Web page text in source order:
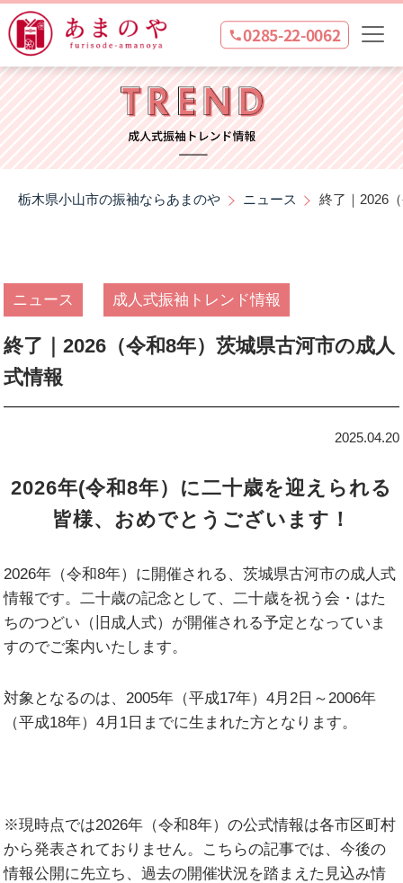
0285-22-0062
栃木県小山市の振袖ならあまのや ニュース 終了｜2026
ニュース 成人式振袖トレンド情報
終了｜2026（令和8年）茨城県古河市の成人
式情報
2025.04.20
2026年(令和8年）に二十歳を迎えられる
皆様、おめでとうございます！
2026年（令和8年）に開催される、茨城県古河市の成人式
情報です。二十歳の記念として、二十歳を祝う会・はた
ちのつどい（旧成人式）が開催される予定となっていま
すのでご案内いたします。
対象となるのは、2005年（平成17年）4月2日～2006年
（平成18年）4月1日までに生まれた方となります。
※現時点では2026年（令和8年）の公式情報は各市区町村
から発表されておりません。こちらの記事では、今後の
情報公開に先立ち、過去の開催状況を踏まえた見込み情